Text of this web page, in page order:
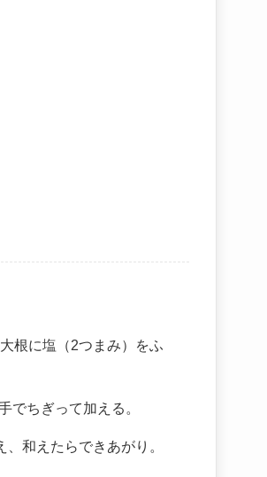
根に塩（2つまみ）をふ
でちぎって加える。
和えたらできあがり。